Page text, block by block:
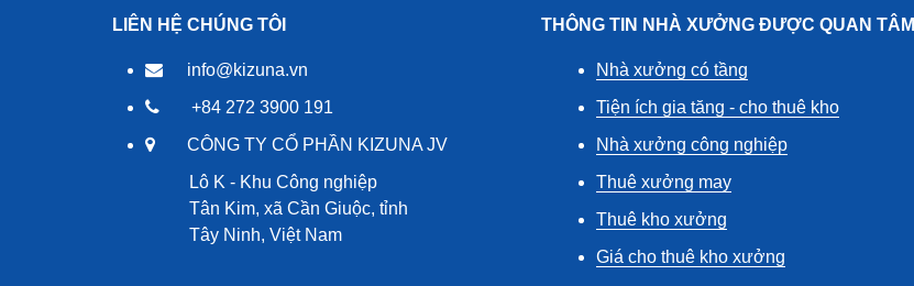
LIÊN HỆ CHÚNG TÔI
info@kizuna.vn
+84 272 3900 191
CÔNG TY CỔ PHẦN KIZUNA JV
Lô K - Khu Công nghiệp
Tân Kim, xã Cần Giuộc, tỉnh
Tây Ninh, Việt Nam
THÔNG TIN NHÀ XƯỞNG ĐƯỢC QUAN TÂM
Nhà xưởng có tầng
Tiện ích gia tăng - cho thuê kho
Nhà xưởng công nghiệp
Thuê xưởng may
Thuê kho xưởng
Giá cho thuê kho xưởng